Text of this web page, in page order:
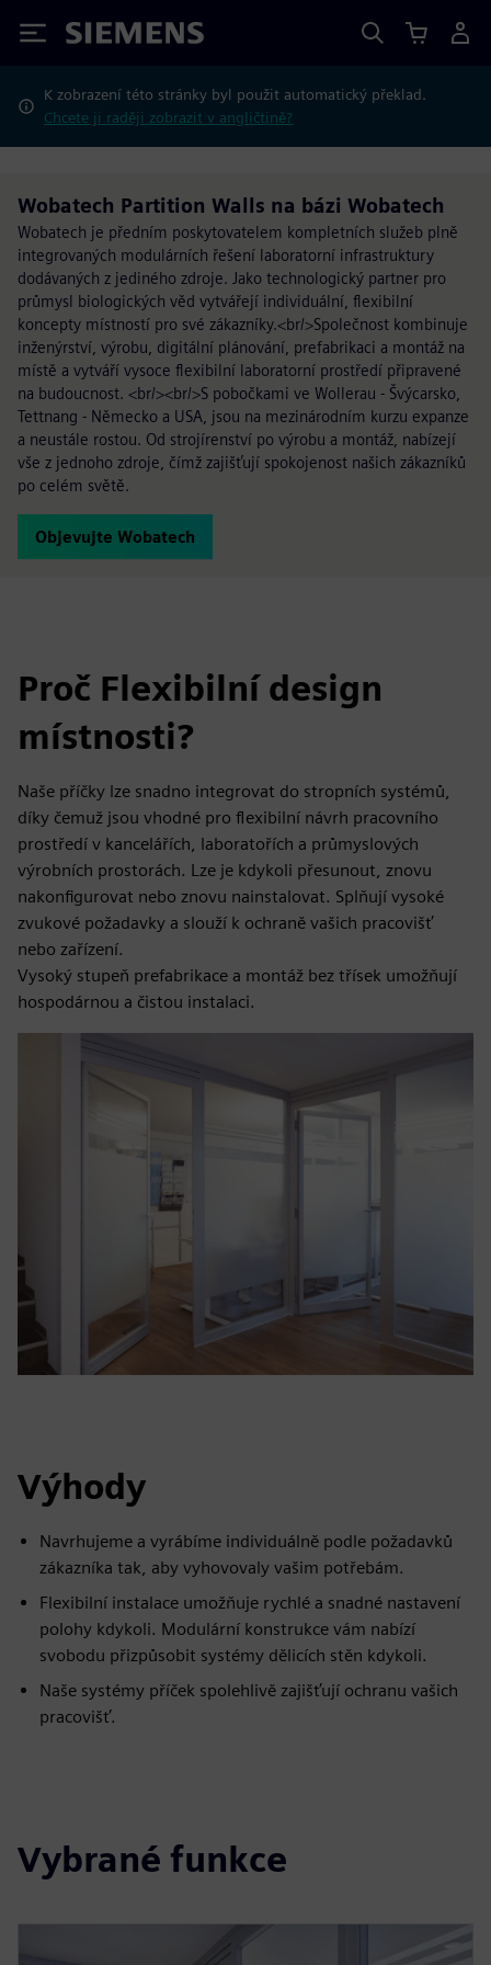
Siemens
K zobrazení této stránky byl použit automatický překlad.
Chcete ji raději zobrazit v angličtině?
Wobatech Partition Walls na bázi Wobatech
Wobatech je předním poskytovatelem kompletních služeb plně
integrovaných modulárních řešení laboratorní infrastruktury
dodávaných z jediného zdroje. Jako technologický partner pro
průmysl biologických věd vytvářejí individuální, flexibilní
koncepty místností pro své zákazníky.<br/>Společnost kombinuje
inženýrství, výrobu, digitální plánování, prefabrikaci a montáž na
místě a vytváří vysoce flexibilní laboratorní prostředí připravené
na budoucnost. <br/><br/>S pobočkami ve Wollerau - Švýcarsko,
Tettnang - Německo a USA, jsou na mezinárodním kurzu expanze
a neustále rostou. Od strojírenství po výrobu a montáž, nabízejí
vše z jednoho zdroje, čímž zajišťují spokojenost našich zákazníků
po celém světě.
Objevujte Wobatech
Proč Flexibilní design
místnosti?
Naše příčky lze snadno integrovat do stropních systémů,
díky čemuž jsou vhodné pro flexibilní návrh pracovního
prostředí v kancelářích, laboratořích a průmyslových
výrobních prostorách. Lze je kdykoli přesunout, znovu
nakonfigurovat nebo znovu nainstalovat. Splňují vysoké
zvukové požadavky a slouží k ochraně vašich pracovišť
nebo zařízení.
Vysoký stupeň prefabrikace a montáž bez třísek umožňují
hospodárnou a čistou instalaci.
Výhody
Navrhujeme a vyrábíme individuálně podle požadavků
zákazníka tak, aby vyhovovaly vašim potřebám.
Flexibilní instalace umožňuje rychlé a snadné nastavení
polohy kdykoli. Modulární konstrukce vám nabízí
svobodu přizpůsobit systémy dělicích stěn kdykoli.
Naše systémy příček spolehlivě zajišťují ochranu vašich
pracovišť.
Vybrané funkce